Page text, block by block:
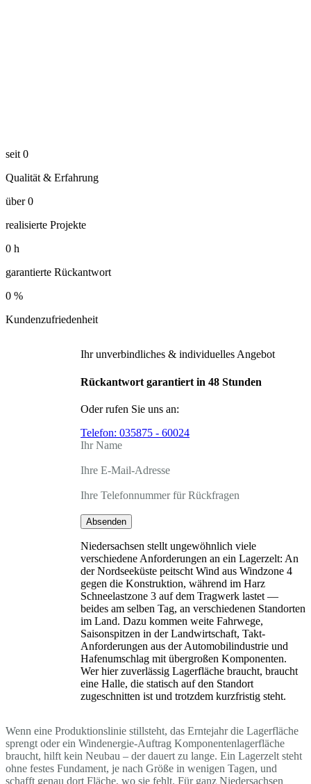
seit 0
Qualität & Erfahrung
über 0
realisierte Projekte
0 h
garantierte Rückantwort
0 %
Kundenzufriedenheit
Ihr unverbindliches & individuelles Angebot
Rückantwort garantiert in 48 Stunden
Oder rufen Sie uns an:
Telefon: 035875 - 60024
Ihr Name
Ihre E-Mail-Adresse
Ihre Telefonnummer für Rückfragen
Absenden
Niedersachsen stellt ungewöhnlich viele
verschiedene Anforderungen an ein Lagerzelt: An
der Nordseeküste peitscht Wind aus Windzone 4
gegen die Konstruktion, während im Harz
Schneelastzone 3 auf dem Tragwerk lastet —
beides am selben Tag, an verschiedenen Standorten
im Land. Dazu kommen weite Fahrwege,
Saisonspitzen in der Landwirtschaft, Takt-
Anforderungen aus der Automobilindustrie und
Hafenumschlag mit übergroßen Komponenten.
Wer hier zuverlässig Lagerfläche braucht, braucht
eine Halle, die statisch auf den Standort
zugeschnitten ist und trotzdem kurzfristig steht.
Wenn eine Produktionslinie stillsteht, das Erntejahr die Lagerfläche
sprengt oder ein Windenergie-Auftrag Komponentenlagerfläche
braucht, hilft kein Neubau – der dauert zu lange. Ein Lagerzelt steht
ohne festes Fundament, je nach Größe in wenigen Tagen, und
schafft genau dort Fläche, wo sie fehlt. Für ganz Niedersachsen